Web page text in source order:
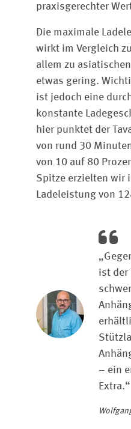
praxisgerechter
Die maximale
wirkt im Vergleich
allem zu
etwas gering.
ist jedoch eine
konstante
hier punktet der
von rund 30
von 10 auf 80
Spitze erzielten wir
Ladeleistung von
ist der
– ein
Extra.“